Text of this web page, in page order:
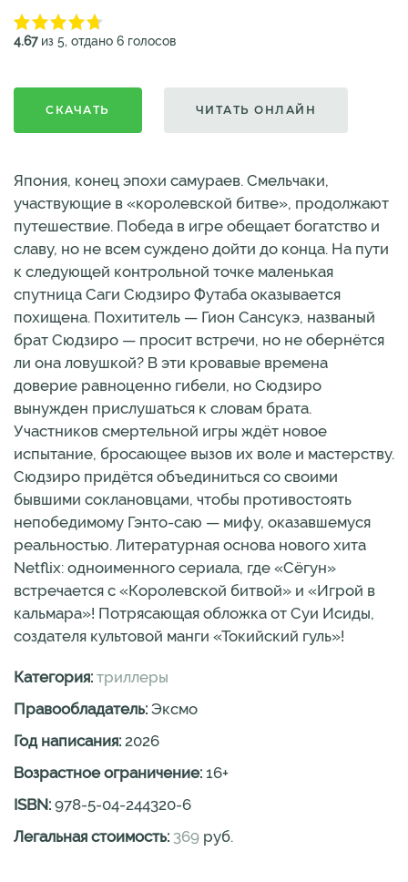
4.67из 5, отдано 6 голосов
СКАЧАТЬ ЧИТАТЬ ОНЛАЙН
Япония, конец эпохи самураев. Смельчаки,
участвующие в «королевской битве», продолжают
путешествие. Победа в игре обещает богатство и
славу, но не всем суждено дойти до конца. На пути
к следующей контрольной точке маленькая
спутница Саги Сюдзиро Футаба оказывается
похищена. Похититель — Гион Сансукэ, названый
брат Сюдзиро — просит встречи, но не обернётся
ли она ловушкой? В эти кровавые времена
доверие равноценно гибели, но Сюдзиро
вынужден прислушаться к словам брата.
Участников смертельной игры ждёт новое
испытание, бросающее вызов их воле и мастерству.
Сюдзиро придётся объединиться со своими
бывшими соклановцами, чтобы противостоять
непобедимому Гэнто-саю — мифу, оказавшемуся
реальностью. Литературная основа нового хита
Netflix: одноименного сериала, где «Сёгун»
встречается с «Королевской битвой» и «Игрой в
кальмара»! Потрясающая обложка от Суи Исиды,
создателя культовой манги «Токийский гуль»!
Категория: триллеры
Правообладатель: Эксмо
Год написания: 2026
Возрастное ограничение: 16+
ISBN: 978-5-04-244320-6
Легальная стоимость: 369 руб.